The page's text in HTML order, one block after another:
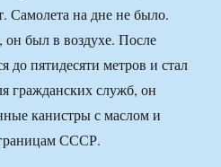
Самолета на дне не было.
был в воздухе. После
до пятидесяти метров и стал
гражданских служб, он
канистры с маслом и
СССР.